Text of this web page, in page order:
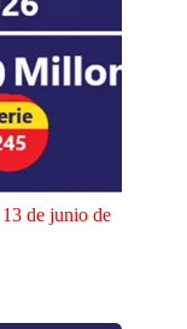
de junio de